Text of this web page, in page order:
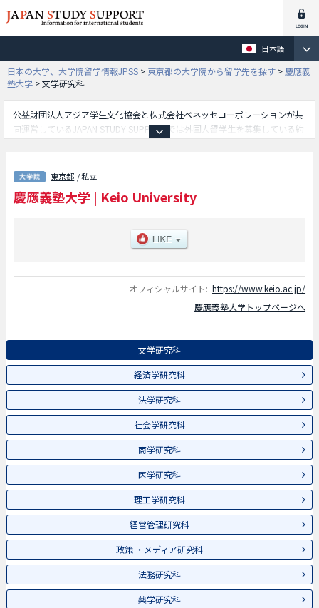
日本語
日本の大学、大学院留学情報JPSS > 東京都の大学院から留学先を探す > 慶應義
塾大学 >文学研究科
公益財団法人アジア学生文化協会と株式会社ベネッセコーポレーションが共
同運営しているJAPAN STUDY SUPPORTでは外国人留学生を募集している約
済学研究科や法学研究科や社会学研究科や商学研究科や医学研究科や理工学
研究科や経営管理研究科や政策 ・メディア研究科や法務研究科や薬学研究科
やシステムデザイン・マネジメント研究科やメディアデザイン研究科等、研
外国人留学生に必要な情報を掲載しているので是非ご利用ください。
東京都 / 私立
慶應義塾大学 | Keio University
オフィシャルサイト: https://www.keio.ac.jp/
慶應義塾大学トップページへ
文学研究科
経済学研究科
法学研究科
社会学研究科
商学研究科
医学研究科
理工学研究科
経営管理研究科
政策 ・メディア研究科
法務研究科
薬学研究科